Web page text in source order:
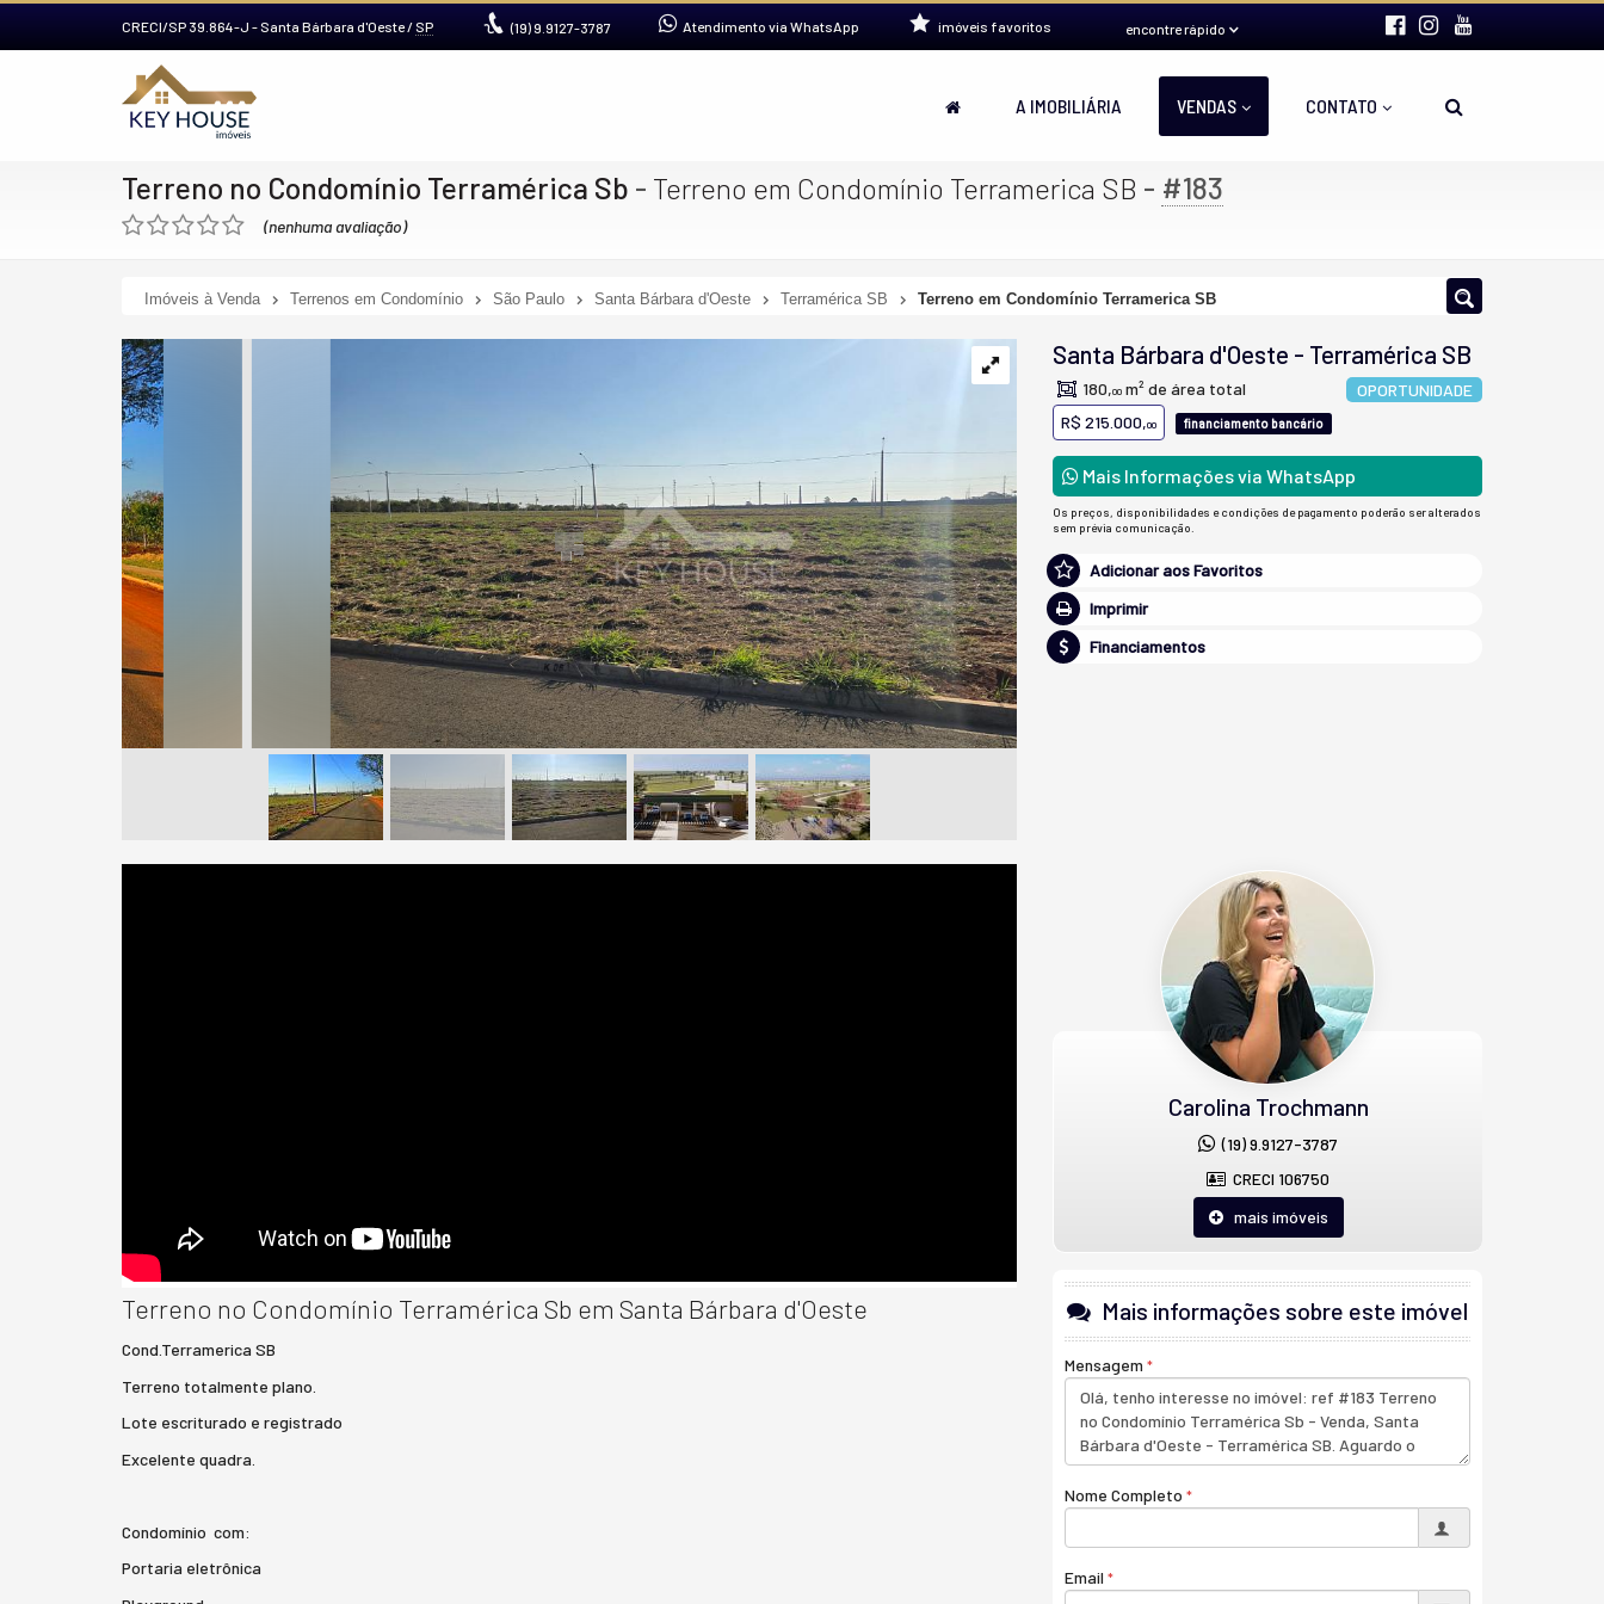
CRECI/SP 39.864-J - Santa Bárbara d'Oeste / SP (19)9.9127-3787 Atendimento via WhatsApp encontre rápido
imóveis favoritos
A IMOBILIÁRIA VENDAS CONTATO
Terreno no Condomínio Terramérica Sb - Terreno em Condomínio Terramerica SB - #183
(nenhuma avaliação)
Imóveis à Venda Terrenos em Condomínio São Paulo Santa Bárbara d'Oeste Terramérica SB Terreno em Condomínio Terramerica SB
Santa Bárbara d'Oeste - Terramérica SB
OPORTUNIDADE
180,00 m² de área total
R$ 215.000,00 financiamento bancário
Mais Informações via WhatsApp
Os preços, disponibilidades e condições de pagamento poderão ser alterados
sem prévia comunicação.
Adicionar aos Favoritos
Imprimir
Financiamentos
Terreno no Condomínio Terramérica Sb em Santa Bárbara d'Oeste
Cond.Terramerica SB
Terreno totalmente plano.
Lote escriturado e registrado
Excelente quadra.
Condomínio com:
Portaria eletrônica
Carolina Trochmann
(19) 9.9127-3787
CRECI 106750
mais imóveis
Mais informações sobre este imóvel
Mensagem
Nome Completo
Email